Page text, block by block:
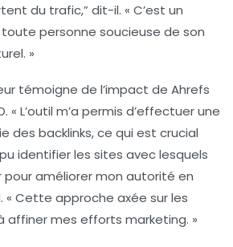
du trafic,” dit-il. « C’est un
personne soucieuse de son
»
témoigne de l’impact de Ahrefs
« L’outil m’a permis d’effectuer une
des backlinks, ce qui est crucial
identifier les sites avec lesquels
pour améliorer mon autorité en
Cette approche axée sur les
affiner mes efforts marketing. »